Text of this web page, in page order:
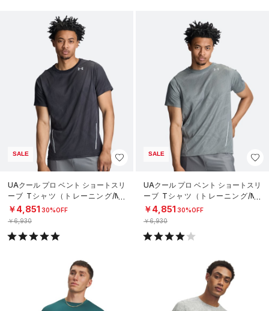
SALE
UAクール プロ ベント ショートスリ
ーブ Tシャツ（トレーニング/ME
N）
￥4,851 30%OFF
￥6,930
SALE
UAクール プロ ベント ショートスリ
ーブ Tシャツ（トレーニング/ME
N）
￥4,851 30%OFF
￥6,930